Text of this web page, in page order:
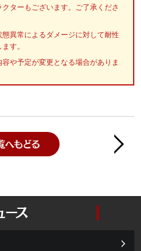
ターもございます。ご了承くださ
異常によるダメージに対して耐性
す。
や予定が変更となる場合がありま